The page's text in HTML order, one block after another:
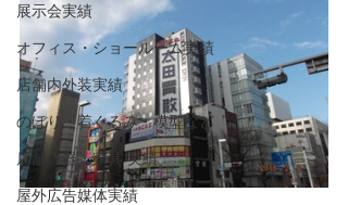
展示会実績
オフィス・ショールーム実績
店舗内外装実績
のぼり・着ぐるみ・模型など
店舗什器・家具 実績
屋外広告媒体実績